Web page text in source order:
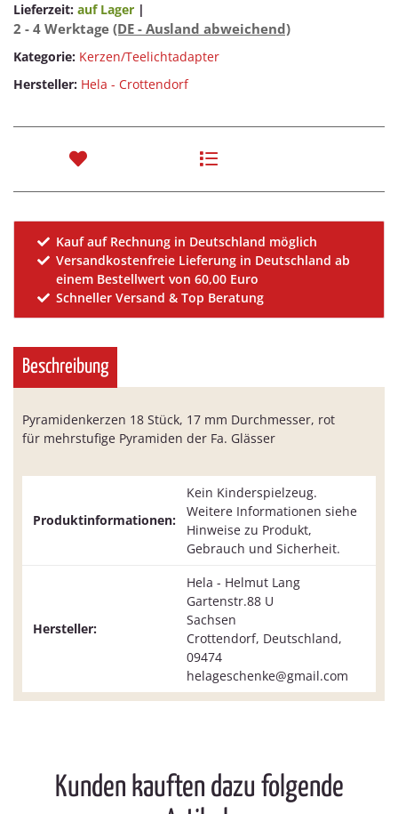
Lieferzeit: auf Lager |
2 - 4 Werktage (DE - Ausland abweichend)
Kategorie: Kerzen/Teelichtadapter
Hersteller: Hela - Crottendorf
Kauf auf Rechnung in Deutschland möglich
Versandkostenfreie Lieferung in Deutschland ab
einem Bestellwert von 60,00 Euro
Schneller Versand & Top Beratung
Beschreibung
Pyramidenkerzen 18 Stück, 17 mm Durchmesser, rot
für mehrstufige Pyramiden der Fa. Glässer
Produktinformationen:
Kein Kinderspielzeug.
Weitere Informationen siehe
Hinweise zu Produkt,
Gebrauch und Sicherheit.
Hersteller:
Hela - Helmut Lang
Gartenstr.88 U
Sachsen
Crottendorf, Deutschland,
09474
helageschenke@gmail.com
Kunden kauften dazu folgende